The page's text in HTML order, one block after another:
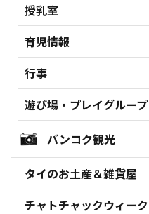
授乳室
育児情報
行事
遊び場・プレイグループ
バンコク観光
タイのお土産＆雑貨屋
チャトチャックウィー